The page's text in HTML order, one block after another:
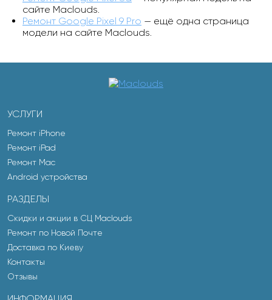
сайте Maclouds.
Ремонт Google Pixel 9 Pro — ещё одна страница
модели на сайте Maclouds.
УСЛУГИ
Ремонт iPhone
Ремонт iPad
Ремонт Mac
Android устройства
РАЗДЕЛЫ
Скидки и акции в СЦ Maclouds
Ремонт по Новой Почте
Доставка по Киеву
Контакты
Отзывы